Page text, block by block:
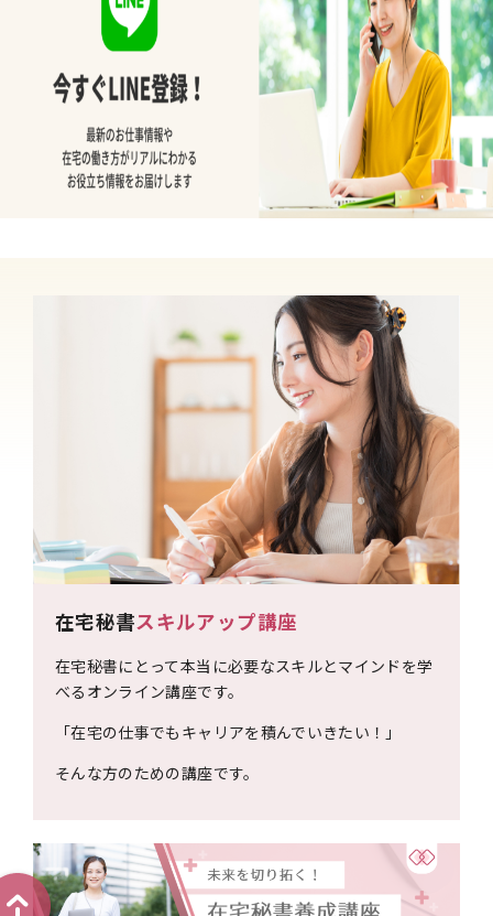
在宅秘書スキルアップ講座
在宅秘書にとって本当に必要なスキルとマインドを学
べるオンライン講座です。
「在宅の仕事でもキャリアを積んでいきたい！」
そんな方のための講座です。